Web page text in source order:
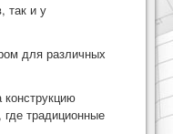
так и у
для различных
конструкцию
традиционные